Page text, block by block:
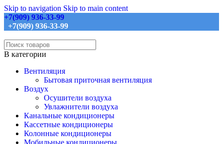
Skip to navigation Skip to main content
+7(909) 936-33-99
+7(909) 936-33-99
В категории
Вентиляция
Бытовая приточная вентиляция
Воздух
Осушители воздуха
Увлажнители воздуха
Канальные кондиционеры
Кассетные кондиционеры
Колонные кондиционеры
Мобильные кондиционеры